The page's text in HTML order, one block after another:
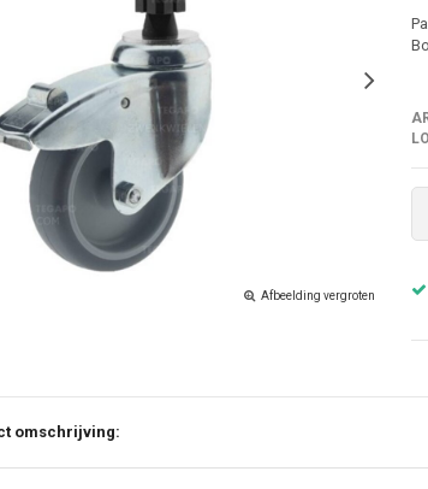
Afbeelding vergroten
omschrijving: